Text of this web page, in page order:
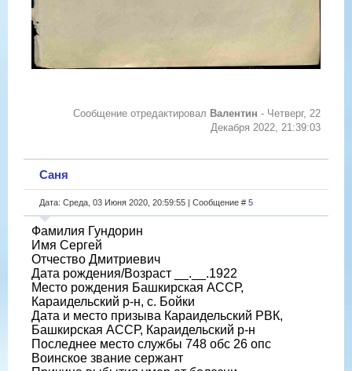
Сообщение отредактировал Валентин - Четверг, 22
Декабря 2022, 21:39:03
Саня
Дата: Среда, 03 Июня 2020, 20:59:55 | Сообщение # 5
Фамилия Гундорин
Имя Сергей
Отчество Дмитриевич
Дата рождения/Возраст __.__.1922
Место рождения Башкирская АССР,
Караидельский р-н, с. Бойки
Дата и место призыва Караидельский РВК,
Башкирская АССР, Караидельский р-н
Последнее место службы 748 обс 26 опс
Воинское звание сержант